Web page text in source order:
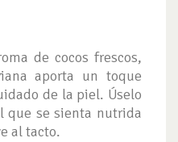
de cocos frescos,
aporta un toque
de la piel. Úselo
que se sienta nutrida
al tacto.